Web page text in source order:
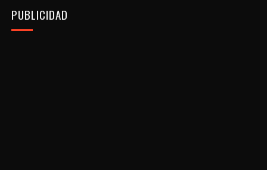
PUBLICIDAD